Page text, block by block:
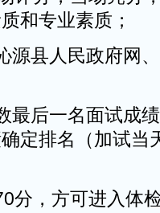
和专业素质；
源县人民政府网
最后一名面试成
定排名（加试当
分，方可进入体